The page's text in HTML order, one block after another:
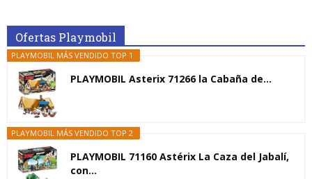
Ofertas Playmobil
PLAYMOBIL MÁS VENDIDO TOP 1
PLAYMOBIL Asterix 71266 la Cabaña de...
PLAYMOBIL MÁS VENDIDO TOP 2
PLAYMOBIL 71160 Astérix La Caza del Jabalí,
con...